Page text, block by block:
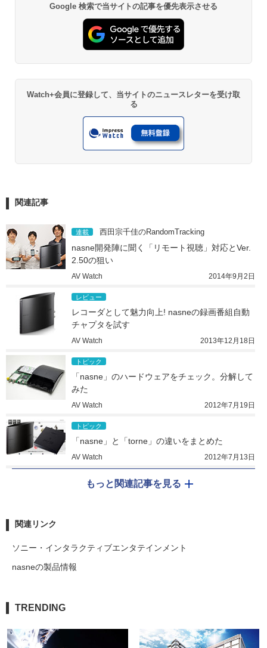
Google 検索で当サイトの記事を優先表示させる
Watch+会員に登録して、当サイトのニュースレターを受け取
る
関連記事
連載 西田宗千佳のRandomTracking
nasne開発陣に聞く「リモート視聴」対応とVer.
2.50の狙い
AV Watch 2014年9月2日
レビュー
レコーダとして魅力向上! nasneの録画番組自動
チャプタを試す
AV Watch 2013年12月18日
トピック
「nasne」のハードウェアをチェック。分解して
みた
AV Watch 2012年7月19日
トピック
「nasne」と「torne」の違いをまとめた
AV Watch 2012年7月13日
もっと関連記事を見る
関連リンク
ソニー・インタラクティブエンタテインメント
nasneの製品情報
TRENDING